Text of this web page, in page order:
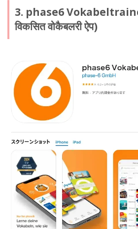
3. phase6
विकसित वोकैबलरी ऐप)